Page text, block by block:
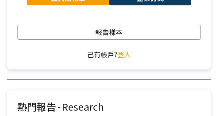
報告樣本
己有帳戶?登入
熱門報告 - Research